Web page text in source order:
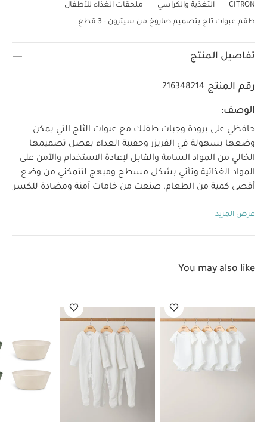
CITRON التغذية والكراسي
ملحقات الغذاء للأطفال
طقم عبوات ثلج بتصميم صاروخ من سيترون - 3 قطع
تفاصيل المنتج
رقم المنتج 216348214
الوصف:
حافظي على برودة وجبات طفلك مع عبوات الثلج التي يمكن
وضعها بسهولة في الفريزر وحقيبة الغداء بفضل تصميمها
الخالي من المواد السامة والقابل لإعادة الاستخدام والآمن على
المواد الغذائية وتأتي بشكل مسطح ومبهج لتتمكني من وضع
أقصى كمية من الطعام. صنعت من خامات آمنة ومضادة للكسر
خصائص المنتج:
الوزن الصافي (كغم):
غير مناسب للميكروويف
يتضمن المنتج:
طقم من 3 عبوات ثلج
قد يعجبك أيضاً:طقم ألبسة قطعة واحدة
بأكمام قصيرة قماش عضوي بلون أبيض - 5 قطع
طقم بيجاما قطعة
طقم أوعية من مواد حيوية من سيترون
طقم بيجاما لباس قطعة واحدة بتطريز
طقم بودي سوت أبيض بأكمام طويلة قطن عضوي،
عرض المزيد
You may also like